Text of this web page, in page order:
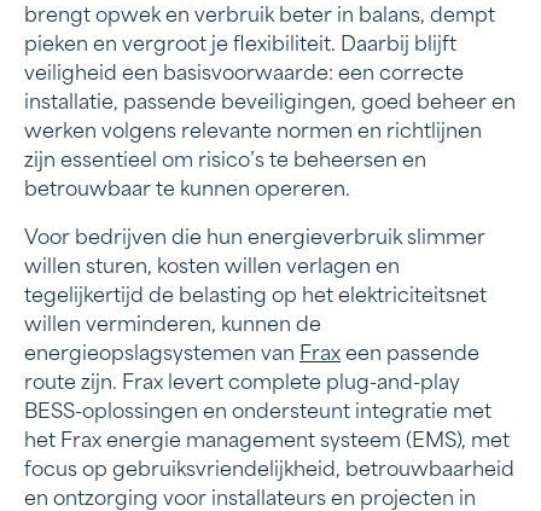
brengt opwek en verbruik beter in balans, dempt
pieken en vergroot je flexibiliteit. Daarbij blijft
veiligheid een basisvoorwaarde: een correcte
installatie, passende beveiligingen, goed beheer en
werken volgens relevante normen en richtlijnen
zijn essentieel om risico’s te beheersen en
betrouwbaar te kunnen opereren.
Voor bedrijven die hun energieverbruik slimmer
willen sturen, kosten willen verlagen en
tegelijkertijd de belasting op het elektriciteitsnet
willen verminderen, kunnen de
energieopslagsystemen van Frax een passende
route zijn. Frax levert complete plug-and-play
BESS-oplossingen en ondersteunt integratie met
het Frax energie management systeem (EMS), met
focus op gebruiksvriendelijkheid, betrouwbaarheid
en ontzorging voor installateurs en projecten in